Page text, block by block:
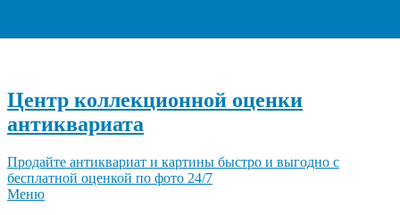
Центр коллекционной оценки
антиквариата
Продайте антиквариат и картины быстро и выгодно с
бесплатной оценкой по фото 24/7
Меню